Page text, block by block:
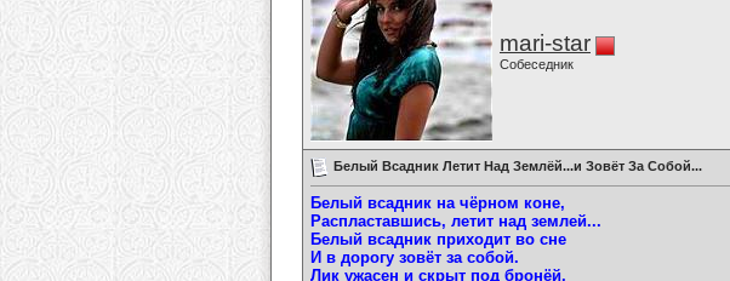
mari-star
Собеседник
Белый Всадник Летит Над Землёй...и Зовёт За Собой...
Белый всадник на чёрном коне,
Распластавшись, летит над землей...
Белый всадник приходит во сне
И в дорогу зовёт за собой.
Лик ужасен и скрыт под бронёй,